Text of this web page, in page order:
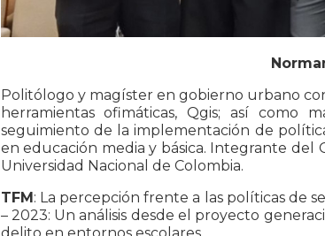
Politólogo y magíster en gobierno urbano
herramientas ofimáticas, Qgis; así como
seguimiento de la implementación de
en educación media y básica. Integrante del
Universidad Nacional de Colombia.
TFM : La percepción frente a las políticas de
– 2023: Un análisis desde el proyecto